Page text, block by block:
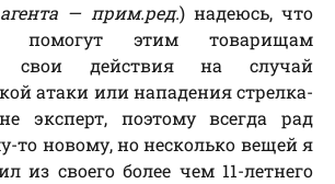
— прим.ред.) надеюсь, что
помогут этим товарищам
свои действия на случай
атаки или нападения стрелка-
эксперт, поэтому всегда рад
то новому, но несколько вещей я
из своего более чем 11-летнего